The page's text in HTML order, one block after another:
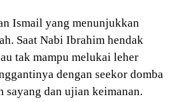
Ismail yang menunjukkan
Saat Nabi Ibrahim hendak
tak mampu melukai leher
dengan seekor domba
sayang dan ujian keimanan.